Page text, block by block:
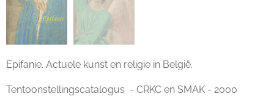
Epifanie. Actuele kunst en religie in België.
Tentoonstellingscatalogus - CRKC en SMAK - 2000